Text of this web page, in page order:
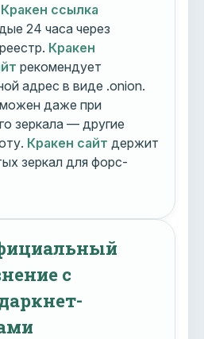
Кракен ссылка
24 часа через
Кракен
рекомендует
адрес в виде .onion.
даже при
зеркала — другие
Кракен сайт держит
зеркал для форс-
с